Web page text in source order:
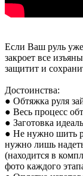
Если Ваш руль уже
закроет все
защитит и
Достоинства:
● Обтяжка руля
● Весь процесс
● Заготовка
● Не нужно шить
нужно лишь
(находится в
фото каждого